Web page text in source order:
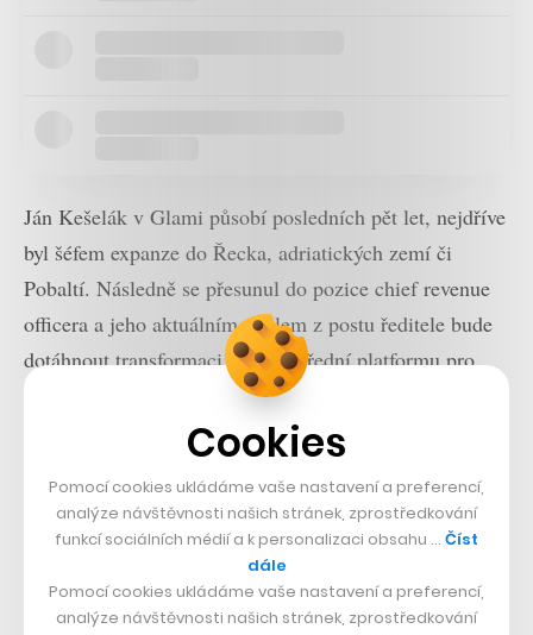
Ján Kešelák v Glami působí posledních pět let, nejdříve
byl šéfem expanze do Řecka, adriatických zemí či
Pobaltí. Následně se přesunul do pozice chief revenue
officera a jeho aktuálním úkolem z postu ředitele bude
dotáhnout transformaci firmy v přední platformu pro
objevování módy založenou na personalizaci a umělé
Cookies
Pomocí cookies ukládáme vaše nastavení a preferencí,
analýze návštěvnosti našich stránek, zprostředkování
funkcí sociálních médií a k personalizaci obsahu … Číst
dále
Pomocí cookies ukládáme vaše nastavení a preferencí,
analýze návštěvnosti našich stránek, zprostředkování